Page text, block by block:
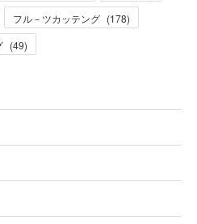
フル－ツカッテング (178)
(49)